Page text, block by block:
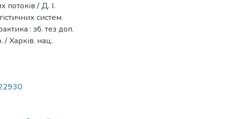
потоків / Д. І.
систем.
: зб. тез доп.
/ Харків. нац.